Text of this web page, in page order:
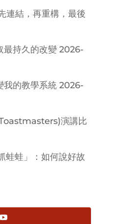
連結，再重構，最後
最持久的改變 2026-
我的教學系統 2026-
演講比
蛙蛙」：如何說好故